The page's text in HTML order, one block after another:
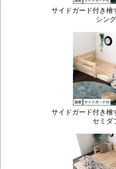
サイドガード付き檜
シン
サイドガード付き檜
セミダ